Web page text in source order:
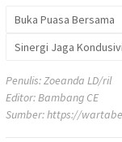
Buka Puasa Bersama
Sinergi Jaga
Penulis: Zoeanda LD/ril
Editor: Bambang CE
Sumber:https://